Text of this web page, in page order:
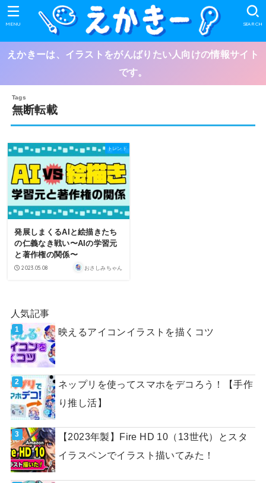
SEARCH
MENU
えかきーは、イラストをがんばりたい人向けの情報サイト
です。
無断転載
トレンド
発展しまくるAIと絵描きたち
の仁義なき戦い〜AIの学習元
と著作権の関係〜
2023.05.08 おさしみちゃん
人気記事
映えるアイコンイラストを描くコツ
ネップリを使ってスマホをデコろう！【手作
り推し活】
【2023年製】Fire HD 10（13世代）とスタ
イラスペンでイラスト描いてみた！